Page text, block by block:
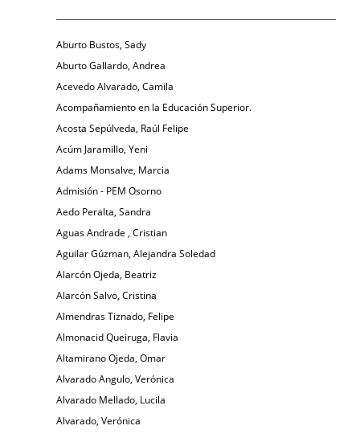
Aburto Bustos, Sady
Aburto Gallardo, Andrea
Acevedo Alvarado, Camila
Acompañamiento en la Educación Superior.
Acosta Sepúlveda, Raúl Felipe
Acúm Jaramillo, Yeni
Adams Monsalve, Marcia
Admisión - PEM Osorno
Aedo Peralta, Sandra
Aguas Andrade , Cristian
Aguilar Gúzman, Alejandra Soledad
Alarcón Ojeda, Beatriz
Alarcón Salvo, Cristina
Almendras Tiznado, Felipe
Almonacid Queiruga, Flavia
Altamirano Ojeda, Omar
Alvarado Angulo, Verónica
Alvarado Mellado, Lucila
Alvarado, Verónica